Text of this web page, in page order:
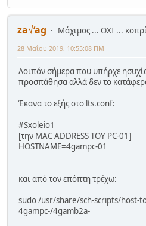
za√‘ag
Μάχιμος ... ΟΧΙ ...
28 Μαΐου 2019, 10:55:08 ΠΜ
Λοιπόν σήμερα που υπήρχε
προσπάθησα αλλά δεν το
Έκανα το εξής στο lts.conf:
#Sxoleio1
[την MAC ADDRESS TOY PC-01]
HOSTNAME=4gampc-01
και από τον επόπτη τρέχω:
sudo /usr/share/sch-scripts/host-
4gampc-/4gamb2a-